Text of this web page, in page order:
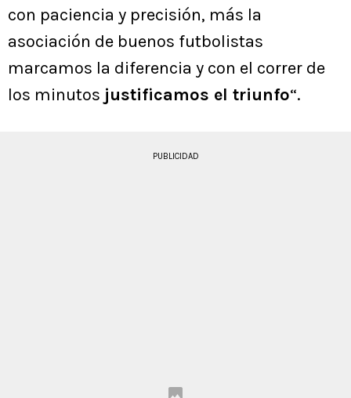
con paciencia y precisión, más la
asociación de buenos futbolistas
marcamos la diferencia y con el correr de
los minutos justificamos el triunfo“.
PUBLICIDAD